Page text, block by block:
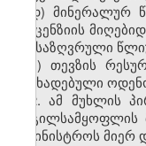
დ) მინერალურ
ლიცენზიის
განსაზღვრული
ე) თევზის
გაცხადებული
2. ამ მუხლის
ადგილსამყოფლის
სამინისტროს